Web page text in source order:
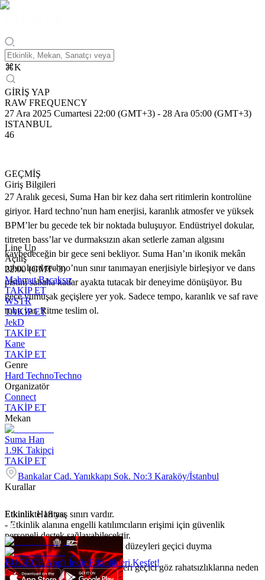
⌘K
GİRİŞ YAP
RAW FREQUENCY
27 Ara 2025 Cumartesi 22:00 (GMT+3) - 28 Ara 05:00 (GMT+3)
ISTANBUL
46
GEÇMİŞ
Giriş Bilgileri
27 Aralık gecesi, Suma Han bir kez daha sert ritimlerin kontrolüne
giriyor. Hard techno’nun ham enerjisi, karanlık atmosfer ve yüksek
BPM’ler bu gecede tek bir noktada buluşuyor. Endüstriyel dokular,
titreten bass’lar ve durmaksızın akan setlerle zaman algısını
kaybedeceğin bir gece seni bekliyor. Suma Han’ın ikonik mekân
ruhu, hard techno’nun sınır tanımayan enerjisiyle birleşiyor ve dans
pistini sabaha kadar ayakta tutacak bir deneyime dönüşüyor. Bu
gece yumuşak geçişlere yer yok. Sadece tempo, karanlık ve saf rave
ruhu var. Ritme teslim ol.
Line Up
Açılış
22:00 (GMT+3)
Mahmut Bacaksız
TAKİP ET
WSTR
TAKİP ET
JekD
TAKİP ET
Kane
TAKİP ET
Genre
Hard TechnoTechno
Organizatör
Connect
TAKİP ET
Mekan
Suma Han
1.9K Takipçi
TAKİP ET
Bankalar Cad. Yanıkkapı Sok. No:3 Karaköy/İstanbul
Kurallar
Etkinlikte 18 yaş sınırı vardır.
- Etkinlik alanına engelli katılımcıların erişimi için güvenlik
personeli destek sağlayabilecektir.
- Etkinlik alanındaki yüksek ses düzeyleri geçici duyma
problemlerine yol açabilir.
- Etkinlik alanındaki ışık düzenleri geçici göz rahatsızlıklarına neden
olabilir.
Etkinlik Haritası
BUGECE App'i İndir Etkinlikleri Keşfet!